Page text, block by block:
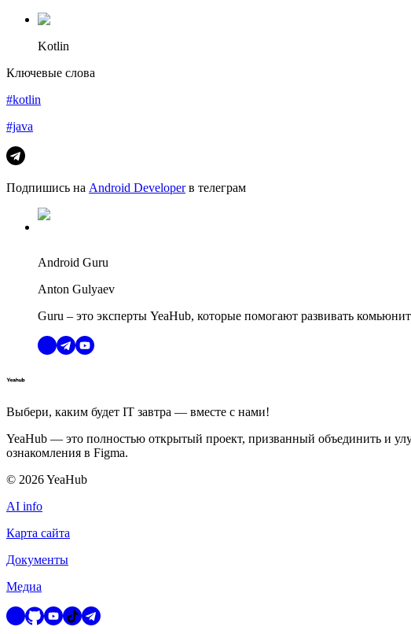
Kotlin
Ключевые слова
#kotlin
#java
Подпишись на Android Developerв телеграм
Android Guru
Anton Gulyaev
Guru – это эксперты YeaHub, которые помогают развивать
Выбери, каким будет IT завтра — вместе c нами!
YeaHub — это полностью открытый проект, призванный объединить и
ознакомления в Figma.
© 2026YeaHub
AI info
Карта сайта
Документы
Медиа